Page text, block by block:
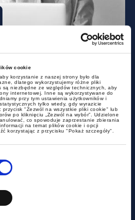
cookie
korzystanie z naszej strony było dla
dlatego wykorzystujemy różne pliki
są niezbędne ze względów technicznych, aby
internetowej. Inne są wykorzystywane do
przy tym ustawienia użytkowników i
tylko wtedy, gdy wyrazicie
"Zezwól na wszystkie pliki cookie" lub
po kliknięciu „Zezwól na wybór”. Udzielone
co spowoduje zaprzestanie zbierania
na temat plików cookie i opcji
korzystając z przycisku "Pokaż szczegóły".
pracy może
że Twoja umowa
etat